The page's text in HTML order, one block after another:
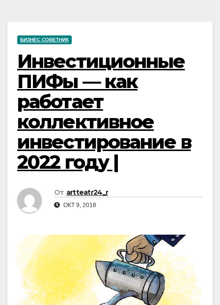
БИЗНЕС СОВЕТНИК
Инвестиционные
ПИФы — как
работает
коллективное
инвестирование в
2022 году |
От artteatr24_r
ОКТ 9, 2018